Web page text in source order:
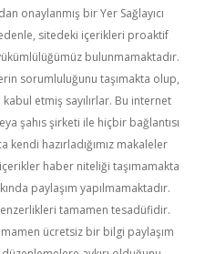
onaylanmış bir Yer Sağlayıcı
sitedeki içerikleri proaktif
bulunmamaktadır.
sorumluluğunu taşımakta olup,
etmiş sayılırlar. Bu internet
şahıs şirketi ile hiçbir bağlantısı
kendi hazırladığımız makaleler
haber niteliği taşımamakta
paylaşım yapılmamaktadır.
tamamen tesadüfidir.
ücretsiz bir bilgi paylaşım